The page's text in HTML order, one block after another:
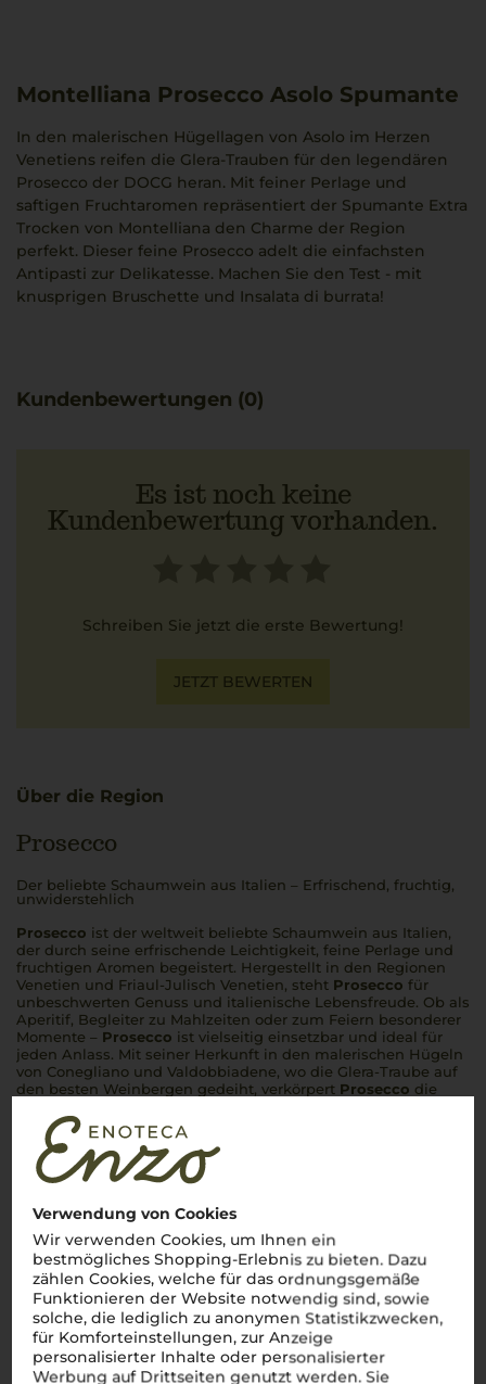
Verwendung von Cookies
Wir verwenden Cookies, um Ihnen ein
bestmögliches Shopping-Erlebnis zu bieten. Dazu
zählen Cookies, welche für das ordnungsgemäße
Funktionieren der Website notwendig sind, sowie
solche, die lediglich zu anonymen Statistikzwecken,
für Komforteinstellungen, zur Anzeige
personalisierter Inhalte oder personalisierter
Werbung auf Drittseiten genutzt werden. Sie
Montelliana Prosecco Asolo Spumante
In den malerischen Hügellagen von Asolo im Herzen
Venetiens reifen die Glera-Trauben für den legendären
Prosecco der DOCG heran. Mit feiner Perlage und
saftigen Fruchtaromen repräsentiert der Spumante Extra
Trocken von Montelliana den Charme der Region
perfekt. Dieser feine Prosecco adelt die einfachsten
Antipasti zur Delikatesse. Machen Sie den Test - mit
knusprigen Bruschette und Insalata di burrata!
Kundenbewertungen (0)
Es ist noch keine
Kundenbewertung vorhanden.
Schreiben Sie jetzt die erste Bewertung!
JETZT BEWERTEN
Über die Region
Prosecco
Der beliebte Schaumwein aus Italien – Erfrischend, fruchtig,
unwiderstehlich
Prosecco ist der weltweit beliebte Schaumwein aus Italien,
der durch seine erfrischende Leichtigkeit, feine Perlage und
fruchtigen Aromen begeistert. Hergestellt in den Regionen
Venetien und Friaul-Julisch Venetien, steht Prosecco für
unbeschwerten Genuss und italienische Lebensfreude. Ob als
Aperitif, Begleiter zu Mahlzeiten oder zum Feiern besonderer
Momente – Prosecco ist vielseitig einsetzbar und ideal für
jeden Anlass. Mit seiner Herkunft in den malerischen Hügeln
von Conegliano und Valdobbiadene, wo die Glera-Traube auf
den besten Weinbergen gedeiht, verkörpert Prosecco die
Mehr Weine aus Prosecco